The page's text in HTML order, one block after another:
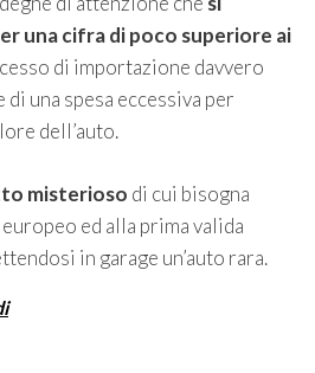
una cifra di poco superiore ai
di importazione davvero
una spesa eccessiva per
dell’auto.
misterioso di cui bisogna
ed alla prima valida
in garage un’auto rara.